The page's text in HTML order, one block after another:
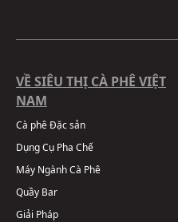
VỀ SIÊU THỊ CÀ PHÊ VIỆT
NAM
Cà phê Đặc sản
Dụng Cụ Pha Chế
Máy Ngành Cà Phê
Quầy Bar
Giải Pháp